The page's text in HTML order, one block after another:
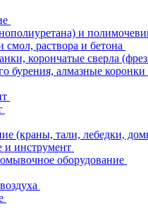
и
раствора и бетона
корончатые сверла
бурения, алмазные коронки
(краны, тали, лебедки,
и инструмент
оборудование